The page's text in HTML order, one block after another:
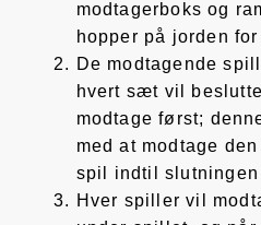
modtagerboks og
hopper på jorden
De modtagende
hvert sæt vil
modtage først;
med at modtage
spil indtil
Hver spiller vil